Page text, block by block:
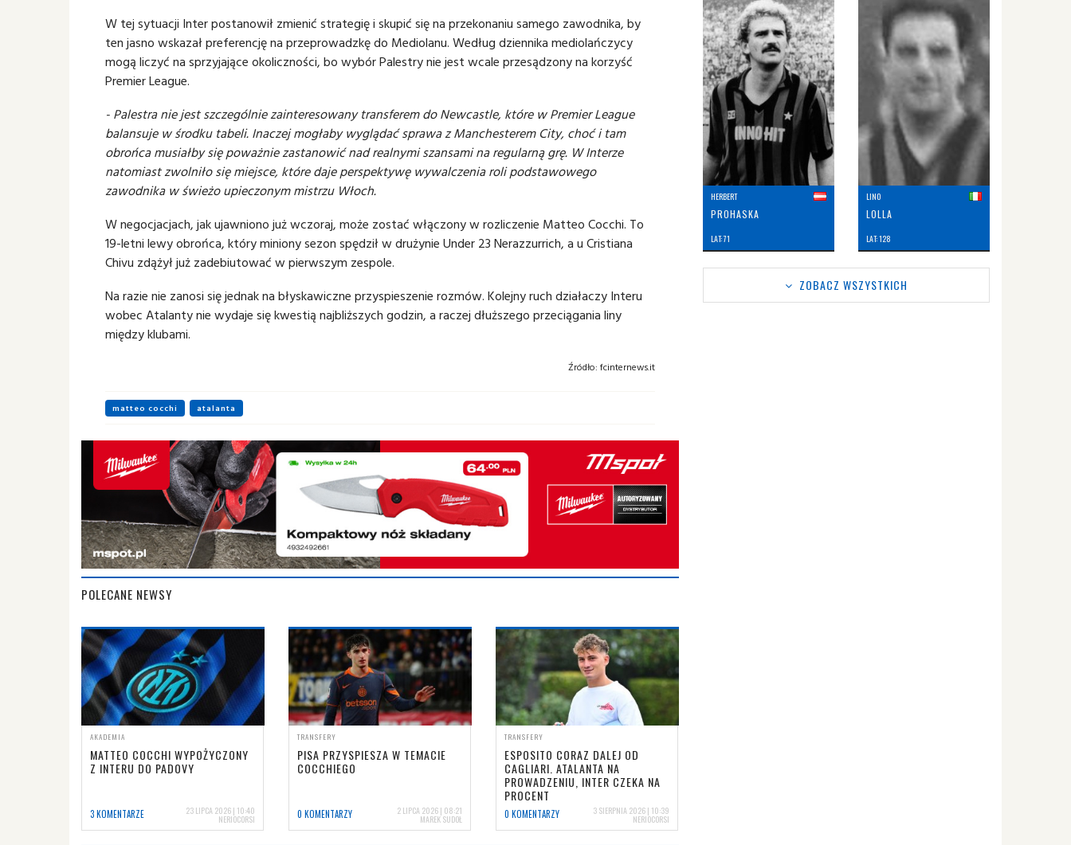
W tej sytuacji Inter postanowił zmienić strategię i skupić się na przekonaniu samego zawodnika, by
ten jasno wskazał preferencję na przeprowadzkę do Mediolanu. Według dziennika mediolańczycy
mogą liczyć na sprzyjające okoliczności, bo wybór Palestry nie jest wcale przesądzony na korzyść
Premier League.
- Palestra nie jest szczególnie zainteresowany transferem do Newcastle, które w Premier League
balansuje w środku tabeli. Inaczej mogłaby wyglądać sprawa z Manchesterem City, choć i tam
obrońca musiałby się poważnie zastanowić nad realnymi szansami na regularną grę. W Interze
natomiast zwolniło się miejsce, które daje perspektywę wywalczenia roli podstawowego
zawodnika w świeżo upieczonym mistrzu Włoch.
W negocjacjach, jak ujawniono już wczoraj, może zostać włączony w rozliczenie Matteo Cocchi. To
19-letni lewy obrońca, który miniony sezon spędził w drużynie Under 23 Nerazzurrich, a u Cristiana
Chivu zdążył już zadebiutować w pierwszym zespole.
Na razie nie zanosi się jednak na błyskawiczne przyspieszenie rozmów. Kolejny ruch działaczy Interu
wobec Atalanty nie wydaje się kwestią najbliższych godzin, a raczej dłuższego przeciągania liny
między klubami.
Źródło: fcinternews.it
matteo cocchi atalanta
POLECANE NEWSY
AKADEMIA
MATTEO COCCHI WYPOŻYCZONY
Z INTERU DO PADOVY
3 KOMENTARZE 23 LIPCA 2026 | 10:40
NERIOCORSI
TRANSFERY
PISA PRZYSPIESZA W TEMACIE
COCCHIEGO
0 KOMENTARZY 2 LIPCA 2026 | 08:21
MAREK SUDOŁ
TRANSFERY
ESPOSITO CORAZ DALEJ OD
CAGLIARI. ATALANTA NA
PROWADZENIU, INTER CZEKA NA
PROCENT
0 KOMENTARZY 3 SIERPNIA 2026 | 10:39
NERIOCORSI
HERBERT
PROHASKA
LAT: 71
LINO
LOLLA
LAT: 128
ZOBACZ WSZYSTKICH